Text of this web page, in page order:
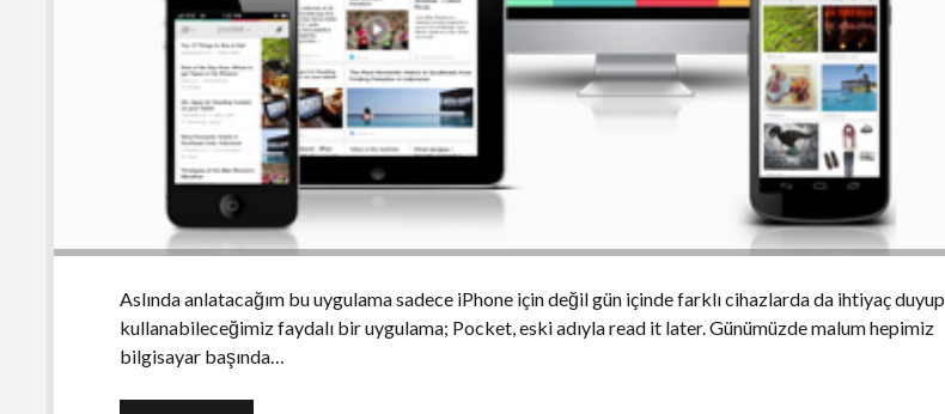
Aslında anlatacağım bu uygulama sadece iPhone için değil gün içinde farklı cihazlarda da ihtiyaç duyup
kullanabileceğimiz faydalı bir uygulama; Pocket, eski adıyla read it later. Günümüzde malum hepimiz
bilgisayar başında…